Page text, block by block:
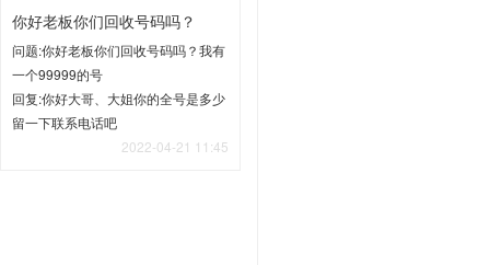
你好老板你们回收号码吗？
问题:你好老板你们回收号码吗？我有
一个99999的号
回复:你好大哥、大姐你的全号是多少
留一下联系电话吧
2022-04-21 11:45